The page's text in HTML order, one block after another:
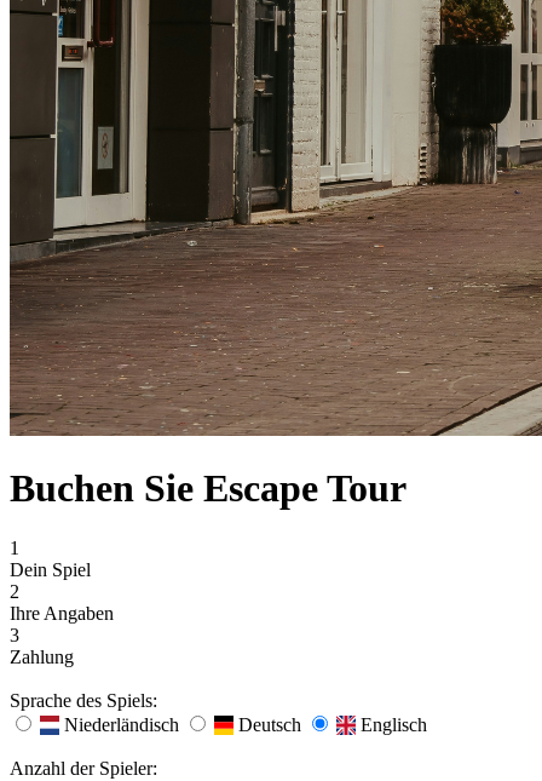
Buchen Sie Escape Tour
1
Dein Spiel
2
Ihre Angaben
3
Zahlung
Sprache des Spiels:
Niederländisch
Deutsch Englisch
Anzahl der Spieler: